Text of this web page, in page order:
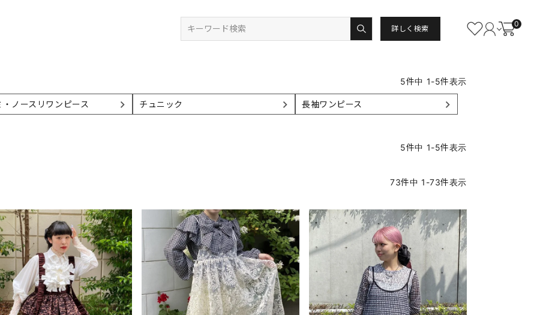
詳しく検索
0
5件中 1-5件表示
・ノースリワンピース チュニック 長袖ワンピース
5件中 1-5件表示
73件中 1 -73件表示